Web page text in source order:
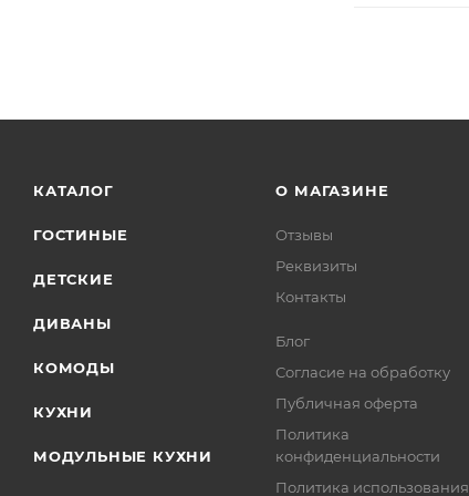
КАТАЛОГ
ГОСТИНЫЕ
ДЕТСКИЕ
ДИВАНЫ
КОМОДЫ
КУХНИ
МОДУЛЬНЫЕ КУХНИ
О МАГАЗИНЕ
Отзывы
Реквизиты
Контакты
Блог
Согласие на обработку
Публичная оферта
Политика
конфиденциальности
Политика использования